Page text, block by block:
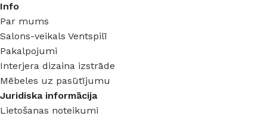
Info
Par mums
Salons-veikals Ventspilī
Pakalpojumi
Interjera dizaina izstrāde
Mēbeles uz pasūtījumu
Juridiska informācija
Lietošanas noteikumi